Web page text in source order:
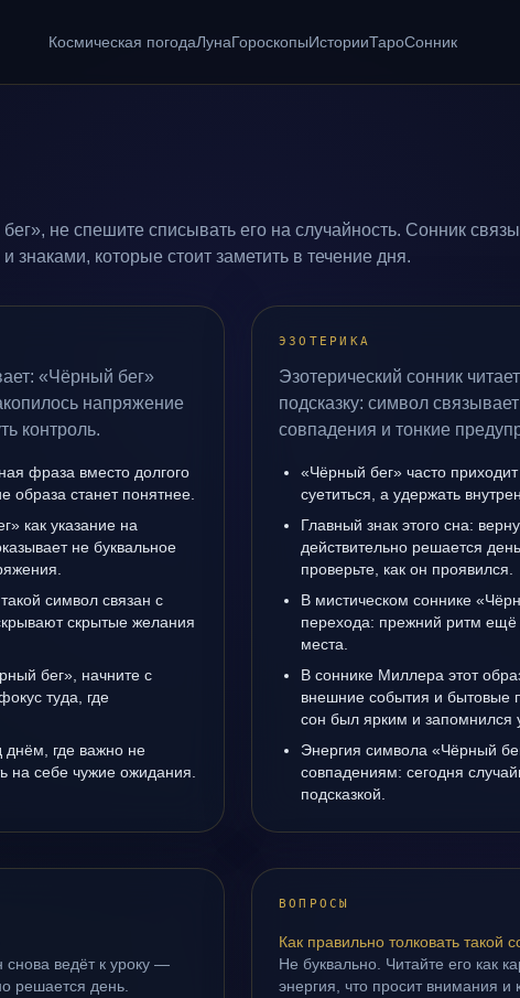
Космическая погодаЛунаГороскопыИсторииТароСонник
не спешите списывать его на случайность. Сонник
которые стоит заметить в течение дня.
«Чёрный бег»
напряжение
контроль.
фраза вместо долгого
образа станет понятнее.
как указание на
не буквальное
символ связан с
скрытые желания
бег», начните с
туда, где
днём, где важно не
на себе чужие ожидания.
ЭЗОТЕРИКА
Эзотерический сонник
подсказку: символ
совпадения и тонкие
«Чёрный бег» часто
суетиться, а удержать
Главный знак этого сна:
действительно решается
проверьте, как он проявился.
В мистическом соннике
перехода: прежний ритм ещё
места.
В соннике Миллера этот
внешние события и бытовые
сон был ярким и запомнился
Энергия символа «Чёрный
совпадениям: сегодня
подсказкой.
ведёт к уроку —
решается день.
ВОПРОСЫ
Как правильно толковать такой
Не буквально. Читайте его как
энергия, что просит внимания и